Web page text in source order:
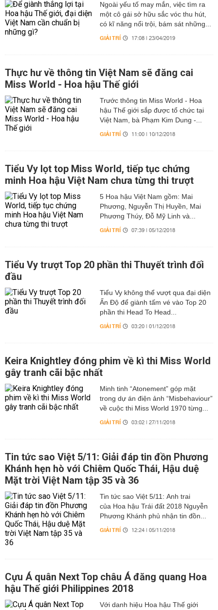
Ngoài yếu tố may mắn, việc tìm ra
một cô gái sở hữu sắc vóc thu hút,
có kĩ năng nổi trội, bám sát những...
GIẢI TRÍ 17:08 | 23/04/2019
Thực hư về thông tin Việt Nam sẽ đăng cai
Miss World - Hoa hậu Thế giới
Trước thông tin Miss World - Hoa
hậu Thế giới sắp được tổ chức tại
Việt Nam, bà Phạm Kim Dung -...
GIẢI TRÍ 11:00 | 10/12/2018
Tiểu Vy lọt top Miss World, tiếp tục chứng
minh Hoa hậu Việt Nam chưa từng thi trượt
5 Hoa hậu Việt Nam gồm: Mai
Phương, Nguyễn Thị Huyền, Mai
Phương Thúy, Đỗ Mỹ Linh và...
GIẢI TRÍ 07:39 | 05/12/2018
Tiểu Vy trượt Top 20 phần thi Thuyết trình đối
đầu
Tiểu Vy không thể vượt qua đại diện
Ấn Độ để giành tấm vé vào Top 20
phần thi Head To Head...
GIẢI TRÍ 03:20 | 01/12/2018
Keira Knightley đóng phim về kì thi Miss World
gây tranh cãi bậc nhất
Minh tinh “Atonement” góp mặt
trong dự án điện ảnh “Misbehaviour”
về cuộc thi Miss World 1970 từng...
GIẢI TRÍ 03:02 | 27/11/2018
Tin tức sao Việt 5/11: Giải đáp tin đồn Phương
Khánh hẹn hò với Chiêm Quốc Thái, Hậu duệ
Mặt trời Việt Nam tập 35 và 36
Tin tức sao Việt 5/11: Anh trai
của Hoa hậu Trái đất 2018 Nguyễn
Phương Khánh phủ nhận tin đồn...
GIẢI TRÍ 12:24 | 05/11/2018
Cựu Á quân Next Top châu Á đăng quang Hoa
hậu Thế giới Philippines 2018
Với danh hiệu Hoa hậu Thế giới